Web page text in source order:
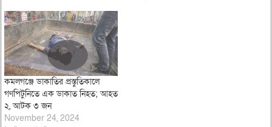
কমলগঞ্জে ডাকাতির প্রস্তুতিকালে
গণপিটুনিতে এক ডাকাত নিহত; আহত
২, আটক ৩ জন
November 24, 2024